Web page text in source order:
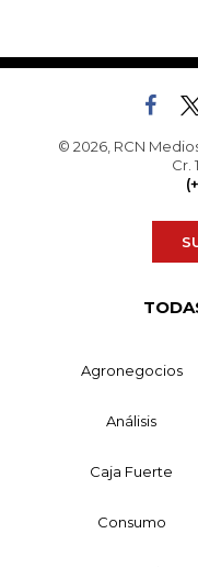
© 2026, RCN
Cr.
Agronegocios
Análisis
Caja Fuerte
Consumo